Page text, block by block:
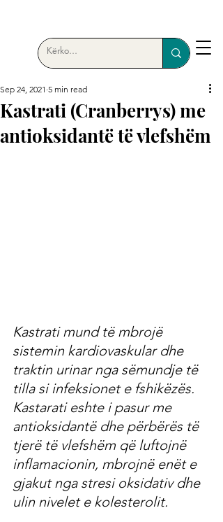
Kastrati (Cranberrys) me
antioksidantë të vlefshëm
Sep 24, 2021 5 min read
Kastrati mund të mbrojë
sistemin kardiovaskular dhe
traktin urinar nga sëmundje të
tilla si infeksionet e fshikëzës.
Kastarati eshte i pasur me
antioksidantë dhe përbërës të
tjerë të vlefshëm që luftojnë
inflamacionin, mbrojnë enët e
gjakut nga stresi oksidativ dhe
ulin nivelet e kolesterolit.